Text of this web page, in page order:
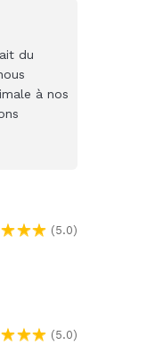
du
à nos
(5.0)
(5.0)